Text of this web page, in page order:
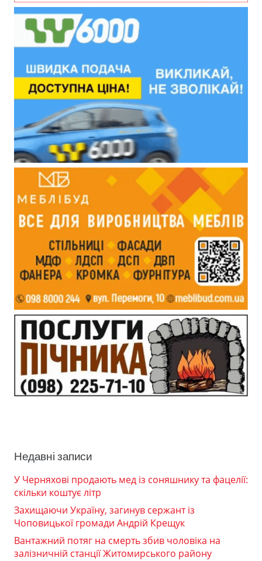
Недавні записи
У Черняхові продають мед із соняшнику та фацелії:
скільки коштує літр
Захищаючи Україну, загинув сержант із
Чоповицької громади Андрій Крещук
Вантажний потяг на смерть збив чоловіка на
залізничній станції Житомирського району